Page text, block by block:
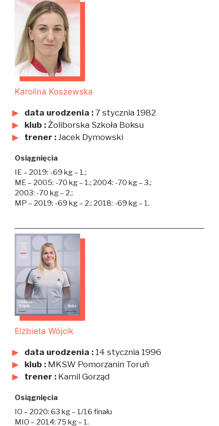
Karolina Koszewska
data urodzenia : 7 stycznia 1982
klub : Żoliborska Szkoła Boksu
trener : Jacek Dymowski
Osiągnięcia
IE – 2019: -69 kg – 1.;
ME – 2005: -70 kg – 1.; 2004: -70 kg – 3.;
2003: -70 kg – 2.;
MP – 2019: -69 kg – 2.; 2018: -69 kg – 1.
Elżbieta Wójcik
data urodzenia : 14 stycznia 1996
klub : MKSW Pomorzanin Toruń
trener : Kamil Gorząd
Osiągnięcia
IO – 2020: 63 kg – 1/16 finału
MIO – 2014: 75 kg – 1.